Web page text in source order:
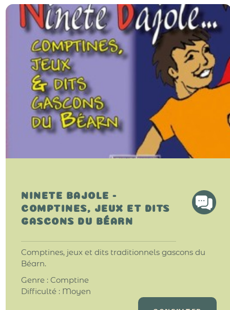
NINETE BAJOLE -
COMPTINES, JEUX ET DITS
GASCONS DU BÉARN
Comptines, jeux et dits traditionnels gascons du
Béarn.
Genre : Comptine
Difficulté : Moyen